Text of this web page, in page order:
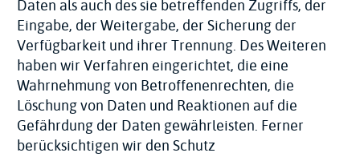
Daten als auch des sie betreffenden Zugriffs, der
Eingabe, der Weitergabe, der Sicherung der
Verfügbarkeit und ihrer Trennung. Des Weiteren
haben wir Verfahren eingerichtet, die eine
Wahrnehmung von Betroffenenrechten, die
Löschung von Daten und Reaktionen auf die
Gefährdung der Daten gewährleisten. Ferner
berücksichtigen wir den Schutz